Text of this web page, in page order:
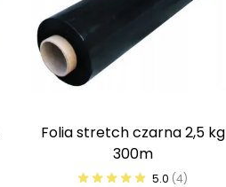
Folia stretch czarna 2,5 kg
300m
5.0 (4)